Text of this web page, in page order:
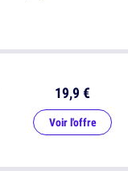
19,9 €
Voir l'offre